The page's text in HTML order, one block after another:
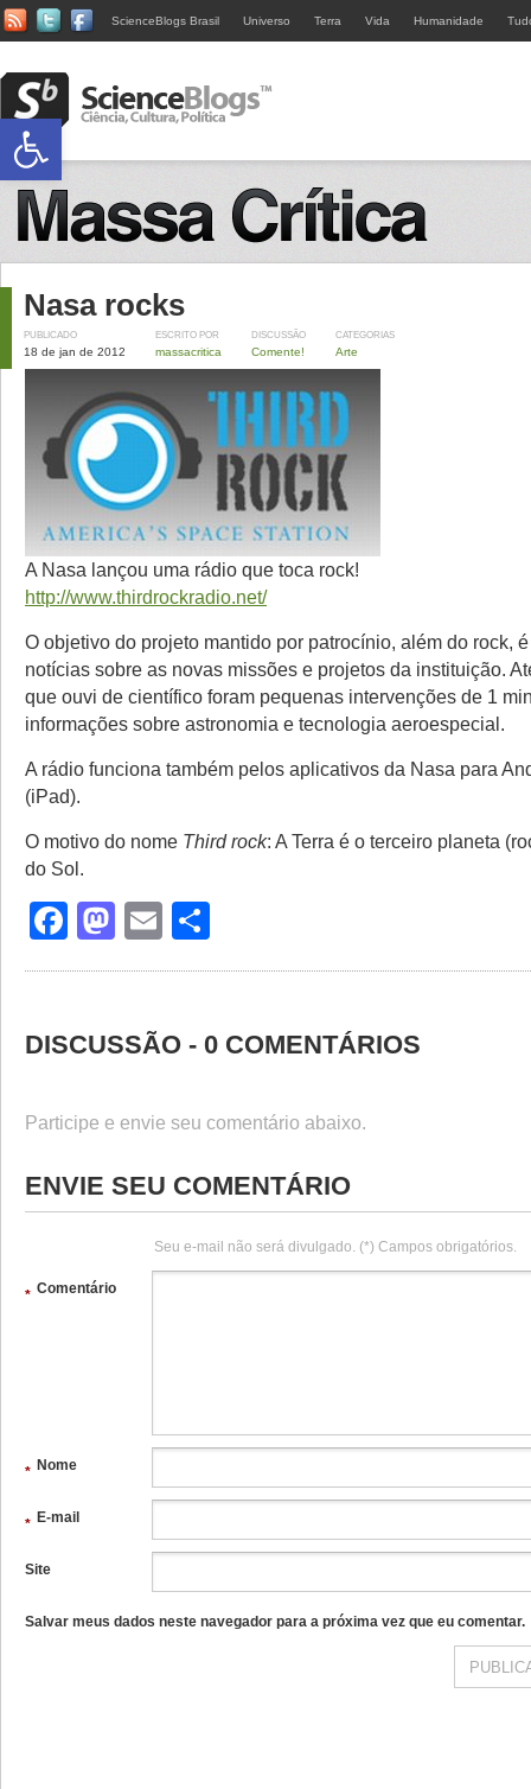
ScienceBlogs Brasil Universo Terra Vida Humanidade
Nasa rocks
PUBLICADO
18 de jan de 2012
ESCRITO POR
massacritica
DISCUSSÃO
Comente!
CATEGORIAS
Arte
A Nasa lançou uma rádio que toca rock!
http://www.thirdrockradio.net/
O objetivo do projeto mantido por patrocínio, além do rock,
notícias sobre as novas missões e projetos da instituição.
que ouvi de científico foram pequenas intervenções de 1
informações sobre astronomia e tecnologia aeroespecial.
A rádio funciona também pelos aplicativos da Nasa para
(iPad).
O motivo do nome Third rock: A Terra é o terceiro planeta
do Sol.
Facebook
Mastodon
Email
DISCUSSÃO - 0 COMENTÁRIOS
Participe e envie seu comentário abaixo.
ENVIE SEU COMENTÁRIO
Seu e-mail não será divulgado. (*) Campos obrigatórios.
Comentário
*
Nome
*
E-mail
*
Site
Salvar meus dados neste navegador para a próxima vez que eu comentar.
Abrir a barra de ferramentas